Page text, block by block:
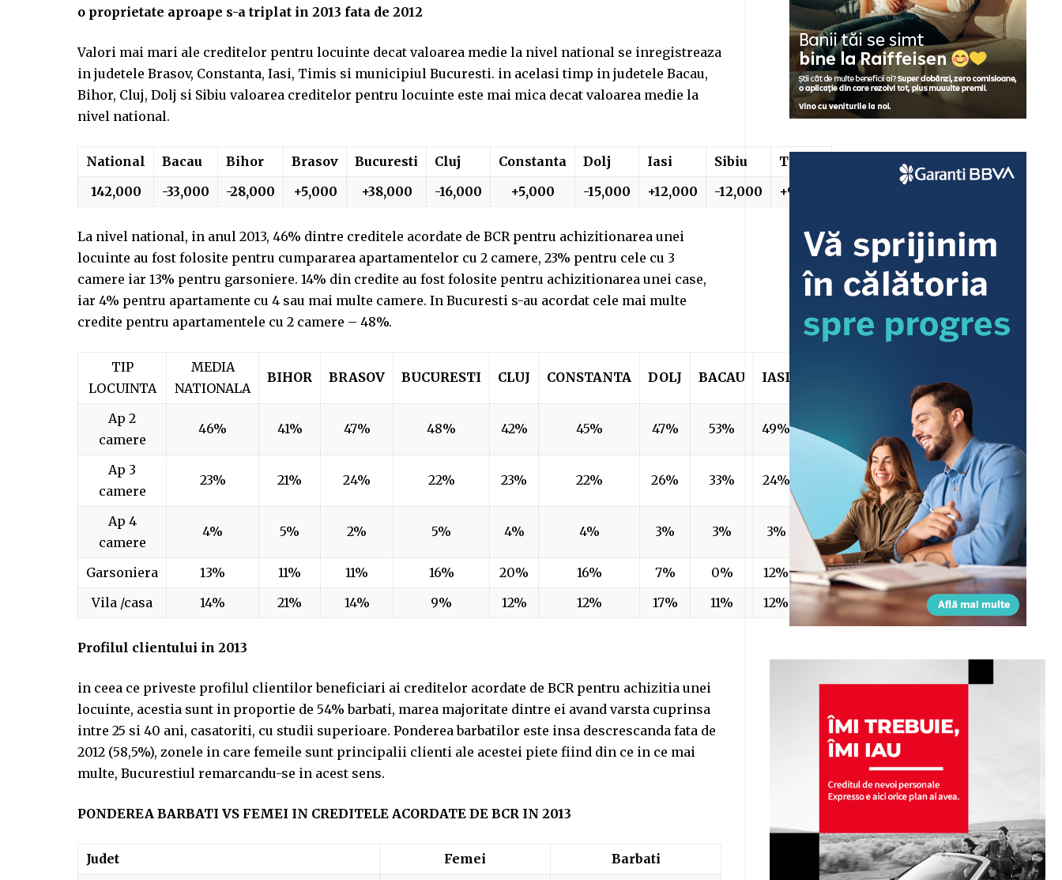
o proprietate aproape s-a triplat in 2013 fata de 2012
Valori mai mari ale creditelor pentru locuinte decat valoarea medie la nivel national se inregistreaza
in judetele Brasov, Constanta, Iasi, Timis si municipiul Bucuresti. in acelasi timp in judetele Bacau,
Bihor, Cluj, Dolj si Sibiu valoarea creditelor pentru locuinte este mai mica decat valoarea medie la
nivel national.
National Bacau Bihor Brasov Bucuresti Cluj Constanta Dolj Iasi Sibiu
Timis
142,000
-33,000 -28,000 +5,000 +38,000 -16,000 +5,000 -15,000 +12,000 -12,000 +9,000
La nivel national, in anul 2013, 46% dintre creditele acordate de BCR pentru achizitionarea unei
locuinte au fost folosite pentru cumpararea apartamentelor cu 2 camere, 23% pentru cele cu 3
camere iar 13% pentru garsoniere. 14% din credite au fost folosite pentru achizitionarea unei case,
iar 4% pentru apartamente cu 4 sau mai multe camere. In Bucuresti s-au acordat cele mai multe
credite pentru apartamentele cu 2 camere – 48%.
TIP
LOCUINTA
MEDIA
NATIONALA
BIHOR BRASOV BUCURESTI CLUJ CONSTANTA DOLJ BACAU IASI
Ap 2
camere
46% 41% 47% 48% 42% 45% 47% 53% 49%
Ap 3
camere
23% 21% 24% 22% 23% 22% 26% 33% 24% 24%
Ap 4
camere
4% 5% 2% 5% 4% 4% 3% 3% 3% 4% 5%
Garsoniera 13% 11% 11% 16% 20% 16% 7% 0% 12% 18%
13%
Vila /casa
14% 21% 14% 9% 12% 12% 17% 11% 12% 13% 14%
Profilul clientului in 2013
in ceea ce priveste profilul clientilor beneficiari ai creditelor acordate de BCR pentru achizitia unei
locuinte, acestia sunt in proportie de 54% barbati, marea majoritate dintre ei avand varsta cuprinsa
intre 25 si 40 ani, casatoriti, cu studii superioare. Ponderea barbatilor este insa descrescanda fata de
2012 (58,5%), zonele in care femeile sunt principalii clienti ale acestei piete fiind din ce in ce mai
multe, Bucurestiul remarcandu-se in acest sens.
PONDEREA BARBATI VS FEMEI IN CREDITELE ACORDATE DE BCR IN 2013
Judet Femei
Barbati